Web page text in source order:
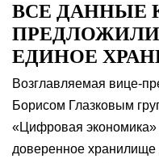
ВСЕ ДАННЫЕ
ПРЕДЛОЖИЛИ
ЕДИНОЕ
Возглавляемая вице-
Борисом Глазковым
«Цифровая экономика»
доверенное хранилище